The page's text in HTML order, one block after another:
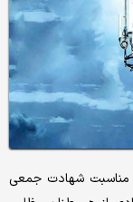
مناسبت شهادت جمعی